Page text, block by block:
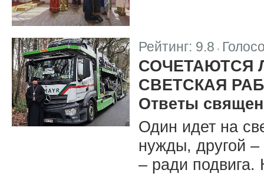
Рейтинг: 9.8
СОЧЕТАЮТСЯ
СВЕТСКАЯ
Ответы
Один идет на
нужды, другой –
– ради подвига.